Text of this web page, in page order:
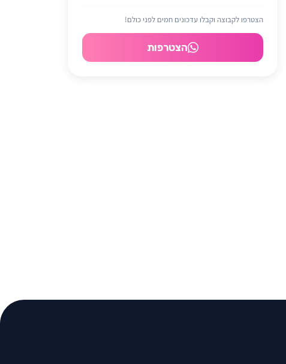
הצטרפו לקבוצה וקבלו עדכונים חמים לפני כולם!
הצטרפות